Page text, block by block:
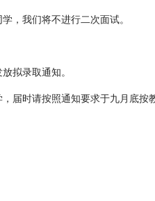
，我们将不进行二次面试。
拟录取通知。
届时请按照通知要求于九月底按